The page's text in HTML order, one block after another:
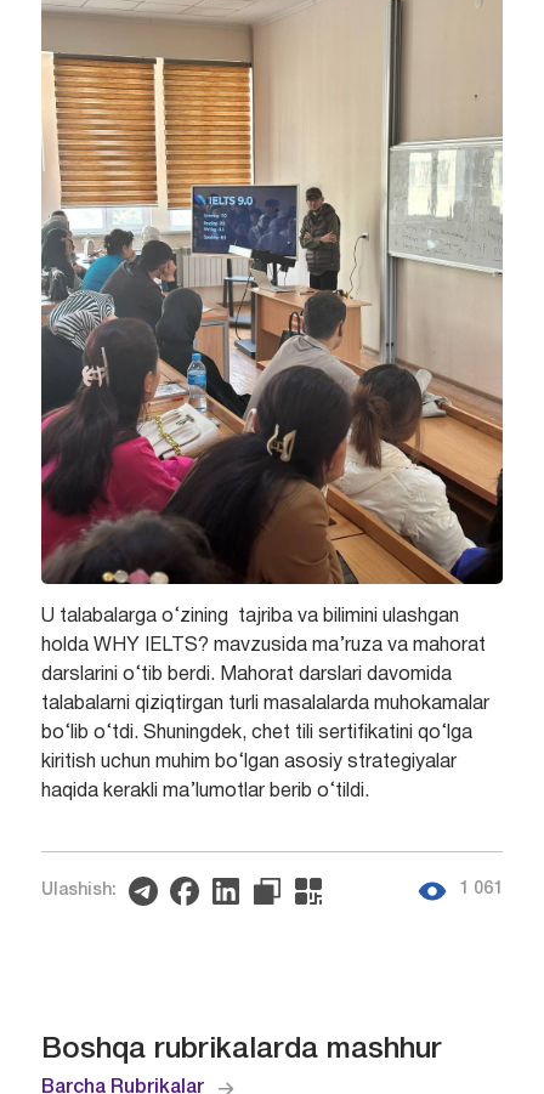
U talabalarga o‘zining tajriba va bilimini ulashgan
holda WHY IELTS? mavzusida ma’ruza va mahorat
darslarini o‘tib berdi. Mahorat darslari davomida
talabalarni qiziqtirgan turli masalalarda muhokamalar
bo‘lib o‘tdi. Shuningdek, chet tili sertifikatini qo‘lga
kiritish uchun muhim bo‘lgan asosiy strategiyalar
haqida kerakli ma’lumotlar berib o‘tildi.
Ulashish: 1 061
Boshqa rubrikalarda mashhur
Barcha Rubrikalar